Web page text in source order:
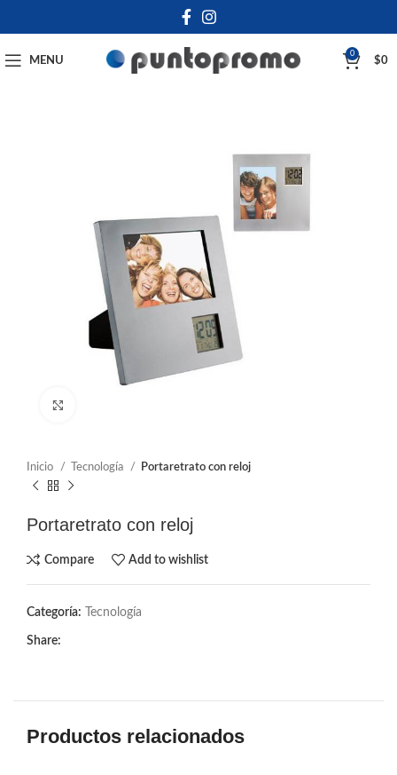
MENU
0
$0
Inicio Tecnología Portaretrato con reloj
Portaretrato con reloj
Compare Add to wishlist
Categoría: Tecnología
Share:
Productos relacionados